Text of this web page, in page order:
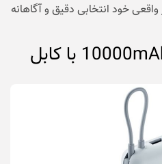
خود انتخابی دقیق و آگاهانه
پاوربانک شیائومی 10000mAh با کابل